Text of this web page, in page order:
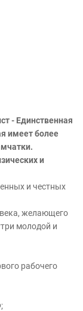
- Единственная
имеет более
и
и честных
желающего
молодой и
рабочего